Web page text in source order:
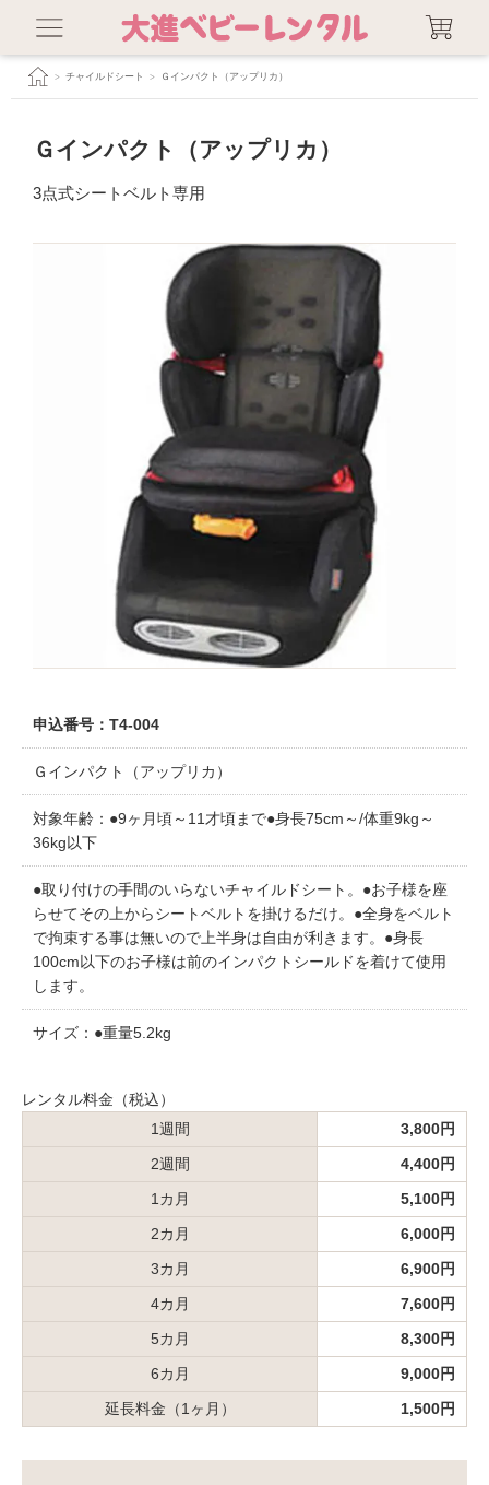
チャイルドシート Ｇインパクト（アップリカ）
Ｇインパクト（アップリカ）
3点式シートベルト専用
申込番号：T4-004
Ｇインパクト（アップリカ）
対象年齢：●9ヶ月頃～11才頃まで●身長75cm～/体重9kg～
36kg以下
●取り付けの手間のいらないチャイルドシート。●お子様を座
らせてその上からシートベルトを掛けるだけ。●全身をベルト
で拘束する事は無いので上半身は自由が利きます。●身長
100cm以下のお子様は前のインパクトシールドを着けて使用
します。
サイズ：●重量5.2kg
レンタル料金（税込）
1週間
3,800円
2週間
4,400円
1カ月
5,100円
2カ月
6,000円
3カ月
6,900円
4カ月
7,600円
5カ月
8,300円
6カ月
9,000円
延長料金（1ヶ月）
1,500円